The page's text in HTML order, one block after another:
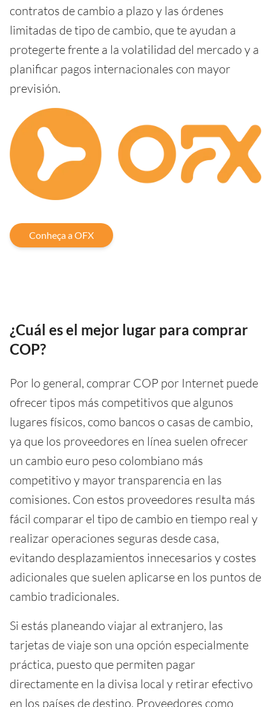
contratos de cambio a plazo y las órdenes
limitadas de tipo de cambio, que te ayudan a
protegerte frente a la volatilidad del mercado y a
planificar pagos internacionales con mayor
previsión.
Conheça a OFX
¿Cuál es el mejor lugar para comprar
COP?
Por lo general, comprar COP por Internet puede
ofrecer tipos más competitivos que algunos
lugares físicos, como bancos o casas de cambio,
ya que los proveedores en línea suelen ofrecer
un cambio euro peso colombiano más
competitivo y mayor transparencia en las
comisiones. Con estos proveedores resulta más
fácil comparar el tipo de cambio en tiempo real y
realizar operaciones seguras desde casa,
evitando desplazamientos innecesarios y costes
adicionales que suelen aplicarse en los puntos de
cambio tradicionales.
Si estás planeando viajar al extranjero, las
tarjetas de viaje son una opción especialmente
práctica, puesto que permiten pagar
directamente en la divisa local y retirar efectivo
en los países de destino. Proveedores como